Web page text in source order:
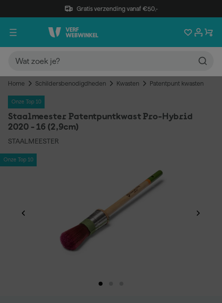
Gratis verzending vanaf €50,-
Home Schildersbenodigdheden Kwasten Patentpunt kwasten
Onze Top 10
Staalmeester Patentpuntkwast Pro-Hybrid
2020 - 16 (2,9cm)
STAALMEESTER
Onze Top 10